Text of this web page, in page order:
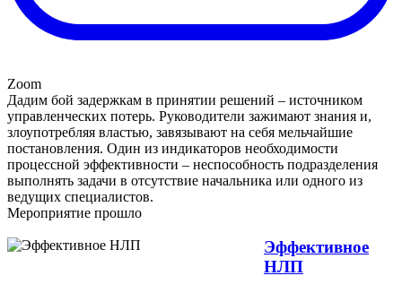
Zoom
Дадим бой задержкам в принятии решений – источником
управленческих потерь. Руководители зажимают знания и,
злоупотребляя властью, завязывают на себя мельчайшие
постановления. Один из индикаторов необходимости
процессной эффективности – неспособность подразделения
выполнять задачи в отсутствие начальника или одного из
ведущих специалистов.
Мероприятие прошло
Эффективное
НЛП